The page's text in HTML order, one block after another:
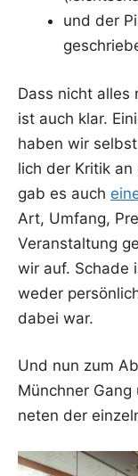
und der
Dass nicht alles
ist auch klar.
haben wir
lich der Kri­tik
gab es auch
Art, Umfang,
Ver­an­stal­tung
wir auf. Scha­de
weder
dabei war.
Und nun zum
Münch­ner
ne­ten der